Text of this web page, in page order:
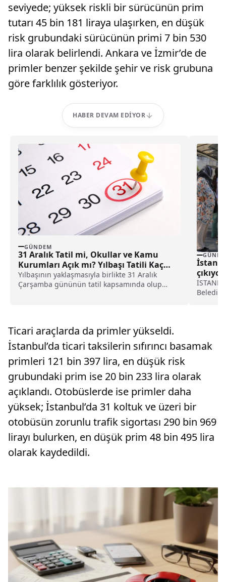
seviyede; yüksek riskli bir sürücünün prim
tutarı 45 bin 181 liraya ulaşırken, en düşük
risk grubundaki sürücünün primi 7 bin 530
lira olarak belirlendi. Ankara ve İzmir’de de
primler benzer şekilde şehir ve risk grubuna
göre farklılık gösteriyor.
HABER DEVAM EDIYOR
GÜNDEM
31 Aralık Tatil mi, Okullar ve Kamu
Kurumları Açık mı? Yılbaşı Tatili Kaç
Gün Olacak?
Yılbaşının yaklaşmasıyla birlikte 31 Aralık
Çarşamba gününün tatil kapsamında olup
çıkıyor
Ticari araçlarda da primler yükseldi.
İstanbul’da ticari taksilerin sıfırıncı basamak
primleri 121 bin 397 lira, en düşük risk
grubundaki prim ise 20 bin 233 lira olarak
açıklandı. Otobüslerde ise primler daha
yüksek; İstanbul’da 31 koltuk ve üzeri bir
otobüsün zorunlu trafik sigortası 290 bin 969
lirayı bulurken, en düşük prim 48 bin 495 lira
olarak kaydedildi.